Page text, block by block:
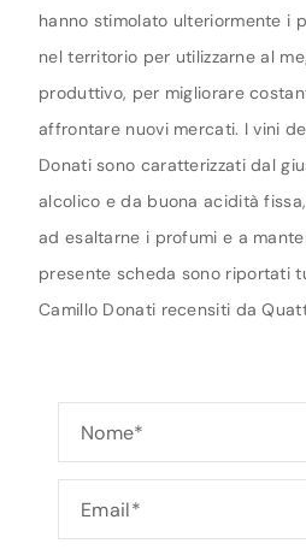
hanno stimolato ulteriormente i
nel territorio per utilizzarne al
produttivo, per migliorare
affrontare nuovi mercati. I vini
Donati sono caratterizzati dal
alcolico e da buona acidità
ad esaltarne i profumi e a
presente scheda sono riportati
Camillo Donati recensiti da